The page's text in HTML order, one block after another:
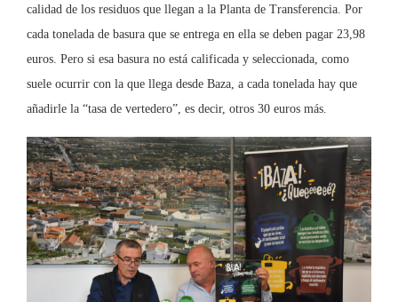
calidad de los residuos que llegan a la Planta de Transferencia. Por
cada tonelada de basura que se entrega en ella se deben pagar 23,98
euros. Pero si esa basura no está calificada y seleccionada, como
suele ocurrir con la que llega desde Baza, a cada tonelada hay que
añadirle la “tasa de vertedero”, es decir, otros 30 euros más.